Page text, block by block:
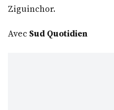
Ziguinchor.
Avec Sud Quotidien